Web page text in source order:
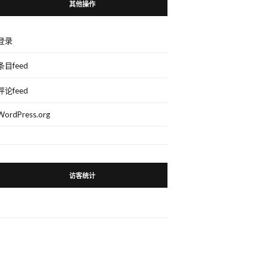
其他操作
录
目feed
论feed
访客统计